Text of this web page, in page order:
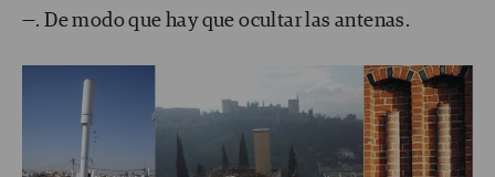
—. De modo que hay que ocultar las antenas.